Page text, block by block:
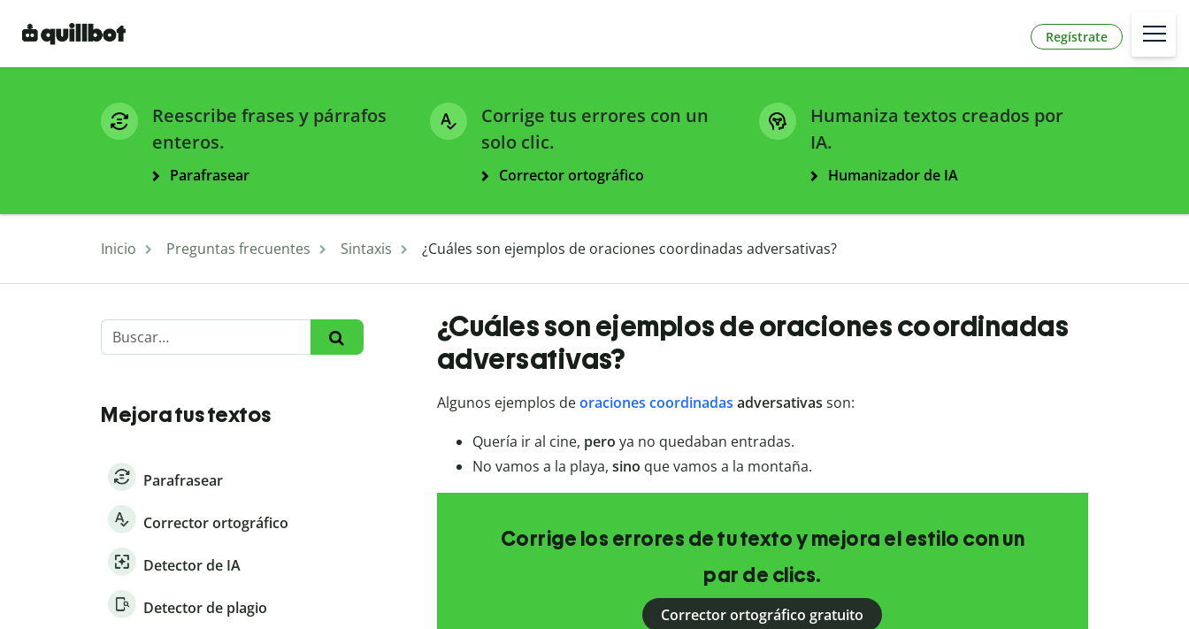
Regístrate
Reescribe frases y párrafos
enteros.
Parafrasear
Corrige tus errores con un
solo clic.
Corrector ortográfico
Humaniza textos creados por
IA.
Humanizador de IA
Inicio Preguntas frecuentes Sintaxis ¿Cuáles son ejemplos de oraciones coordinadas adversativas?
Mejora tus textos
Parafrasear
Corrector ortográfico
Detector de IA
Detector de plagio
¿Cuáles son ejemplos de oraciones coordinadas
adversativas?
Algunos ejemplos deoraciones coordinadas adversativas son:
Quería ir al cine, pero ya no quedaban entradas.
No vamos a la playa, sino que vamos a la montaña.
Corrige los errores de tu texto y mejora el estilo con un
par de clics.
Corrector ortográfico gratuito